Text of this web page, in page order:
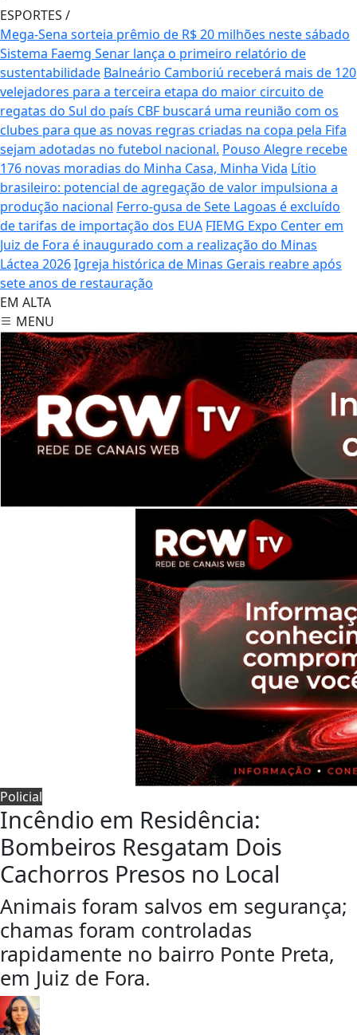
ESPORTES /
Mega-Sena sorteia prêmio de R$ 20 milhões neste sábado
Sistema Faemg Senar lança o primeiro relatório de
sustentabilidade Balneário Camboriú receberá mais de 120
velejadores para a terceira etapa do maior circuito de
regatas do Sul do país CBF buscará uma reunião com os
clubes para que as novas regras criadas na copa pela Fifa
sejam adotadas no futebol nacional. Pouso Alegre recebe
176 novas moradias do Minha Casa, Minha Vida Lítio
brasileiro: potencial de agregação de valor impulsiona a
produção nacional Ferro-gusa de Sete Lagoas é excluído
de tarifas de importação dos EUA FIEMG Expo Center em
Juiz de Fora é inaugurado com a realização do Minas
Láctea 2026Igreja histórica de Minas Gerais reabre após
sete anos de restauração
EM ALTA
MENU
Policial
Incêndio em Residência:
Bombeiros Resgatam Dois
Cachorros Presos no Local
Animais foram salvos em segurança;
chamas foram controladas
rapidamente no bairro Ponte Preta,
em Juiz de Fora.